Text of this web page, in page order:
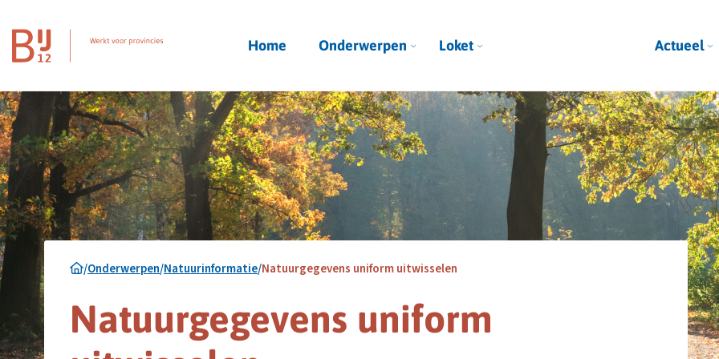
Homepagina
Home Onderwerpen Loket Actueel
/Onderwerpen/Natuurinformatie/Natuurgegevens uniform uitwisselen
Natuurgegevens uniform